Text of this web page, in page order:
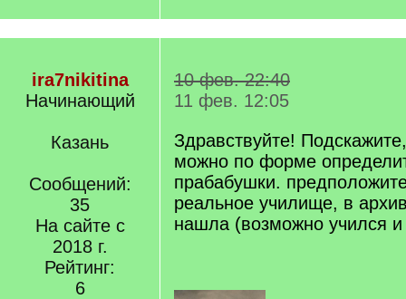
ira7nikitina
Начинающий
Казань
Сообщений:
35
На сайте с
2018 г.
Рейтинг:
6
10 фев. 22:40
11 фев. 12:05
Здравствуйте!
можно по форме
прабабушки.
реальное училище, в
нашла (возможно учился